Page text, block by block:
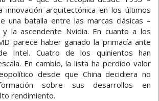
innovación arquitectónica en los últimos
una batalla entre las marcas clásicas –
la ascendente Nvidia. En cuanto a los
parece haber ganado la primacía ante
Intel. Cuatro de los quinientos han
En cambio, la lista ha perdido valor
desde que China decidiera no
sobre sus desarrollos en
rendimiento.